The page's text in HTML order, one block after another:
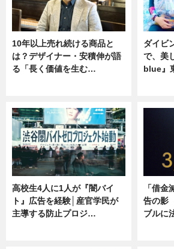
10年以上売れ続ける商品と
は？デザイナー・安積伸が語
る「長く価値を生む…
ダイビ
で、美
blue』
高校生4人に1人が『闇バイ
ト』広告を経験│産官学民が
主導する防止プロジ…
「借
告の影
ブルに